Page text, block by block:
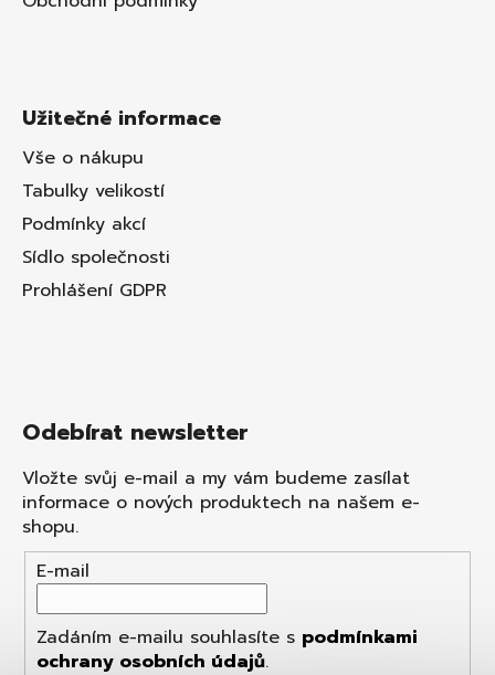
Užitečné informace
Vše o nákupu
Tabulky velikostí
Podmínky akcí
Sídlo společnosti
Prohlášení GDPR
Odebírat newsletter
Vložte svůj e-mail a my vám budeme zasílat
informace o nových produktech na našem e-
shopu.
E-mail
Zadáním e-mailu souhlasíte s podmínkami
ochrany osobních údajů.